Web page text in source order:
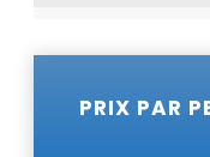
PRIX PAR